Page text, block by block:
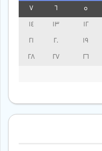
13
14
19
20
21
26
27
28